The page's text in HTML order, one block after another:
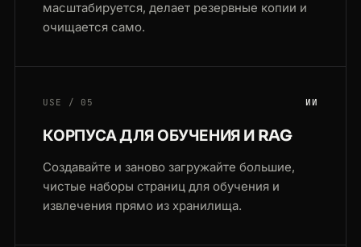
масштабируется, делает резервные копии и
очищается само.
USE / 05 ИИ
КОРПУСА ДЛЯ ОБУЧЕНИЯ И RAG
Создавайте и заново загружайте большие,
чистые наборы страниц для обучения и
извлечения прямо из хранилища.